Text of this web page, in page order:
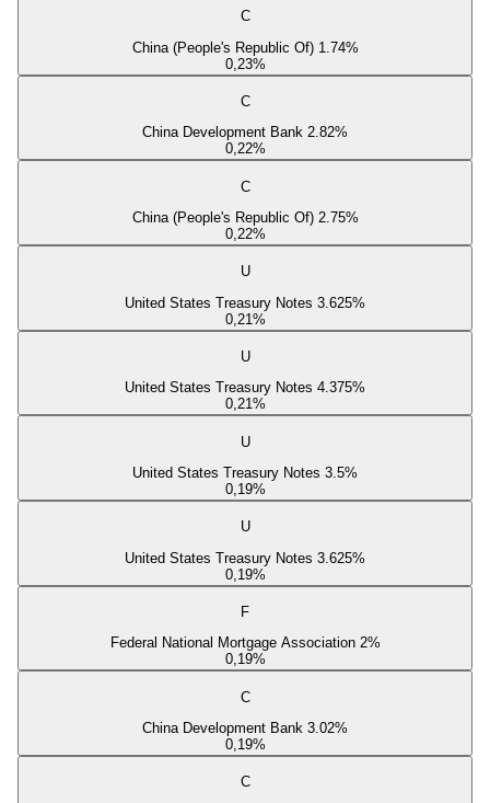
C
China (People's Republic Of) 1.74%
0,23%
C
China Development Bank 2.82%
0,22%
C
China (People's Republic Of) 2.75%
0,22%
U
United States Treasury Notes 3.625%
0,21%
U
United States Treasury Notes 4.375%
0,21%
U
United States Treasury Notes 3.5%
0,19%
U
United States Treasury Notes 3.625%
0,19%
F
Federal National Mortgage Association 2%
0,19%
C
China Development Bank 3.02%
0,19%
C